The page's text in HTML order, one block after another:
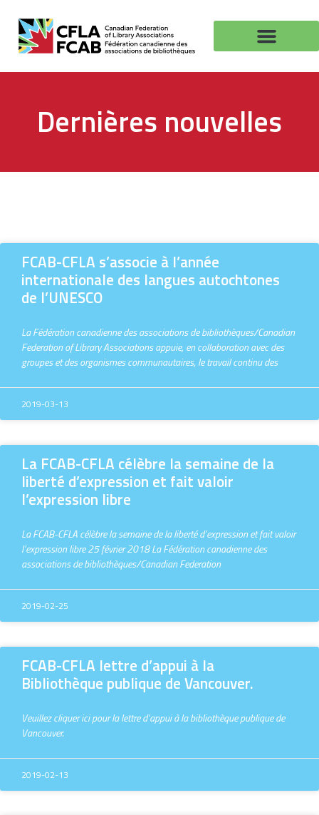
Dernières nouvelles
FCAB-CFLA s’associe à l’année
internationale des langues autochtones
de l’UNESCO
La Fédération canadienne des associations de bibliothèques/Canadian
Federation of Library Associations appuie, en collaboration avec des
groupes et des organismes communautaires, le travail continu des
2019-03-13
La FCAB-CFLA célèbre la semaine de la
liberté d’expression et fait valoir
l’expression libre
La FCAB-CFLA célèbre la semaine de la liberté d’expression et fait valoir
l’expression libre 25 février 2018 La Fédération canadienne des
associations de bibliothèques/Canadian Federation
2019-02-25
FCAB-CFLA lettre d’appui à la
Bibliothèque publique de Vancouver.
Veuillez cliquer ici pour la lettre d’appui à la bibliothèque publique de
Vancouver.
2019-02-13